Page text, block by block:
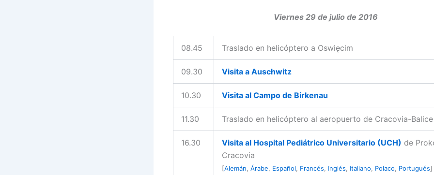
Viernes 29 de julio de 2016
08.45 Traslado en helicóptero a Oswięcim
09.30 Visita a Auschwitz
10.30 Visita al Campo de Birkenau
11.30 Traslado en helicóptero al aeropuerto de Cracovia-Balice
16.30 Visita al Hospital Pediátrico Universitario (UCH) de
Cracovia
[Alemán Árabe Español Francés Inglés Italiano Polaco Portugués]